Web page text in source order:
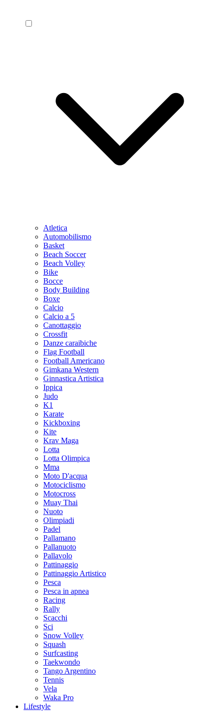
Atletica
Automobilismo
Basket
Beach Soccer
Beach Volley
Bike
Bocce
Body Building
Boxe
Calcio
Calcio a 5
Canottaggio
Crossfit
Danze caraibiche
Flag Football
Football Americano
Gimkana Western
Ginnastica Artistica
Ippica
Judo
K1
Karate
Kickboxing
Kite
Krav Maga
Lotta
Lotta Olimpica
Mma
Moto D'acqua
Motociclismo
Motocross
Muay Thai
Nuoto
Olimpiadi
Padel
Pallamano
Pallanuoto
Pallavolo
Pattinaggio
Pattinaggio Artistico
Pesca
Pesca in apnea
Racing
Rally
Scacchi
Sci
Snow Volley
Squash
Surfcasting
Taekwondo
Tango Argentino
Tennis
Vela
Waka Pro
Lifestyle